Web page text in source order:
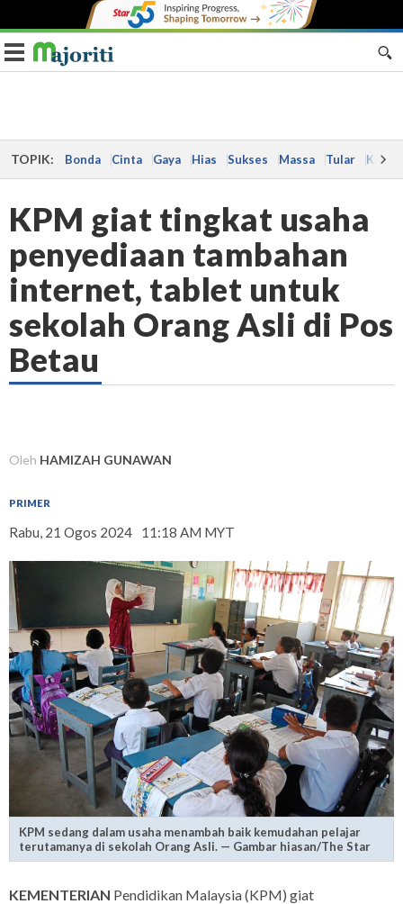
Toggle navigation
TOPIK: Bonda Cinta Gaya Hias Sukses Massa Tular Kes
KPM giat tingkat usaha
penyediaan tambahan
internet, tablet untuk
sekolah Orang Asli di Pos
Betau
Oleh HAMIZAH GUNAWAN
PRIMER
Rabu, 21 Ogos 2024 11:18 AM MYT
KPM sedang dalam usaha menambah baik kemudahan pelajar
terutamanya di sekolah Orang Asli. — Gambar hiasan/The Star
KEMENTERIAN Pendidikan Malaysia (KPM) giat